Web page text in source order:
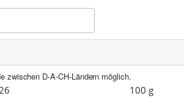
zwischen D-A-CH-Ländern möglich.
100 g